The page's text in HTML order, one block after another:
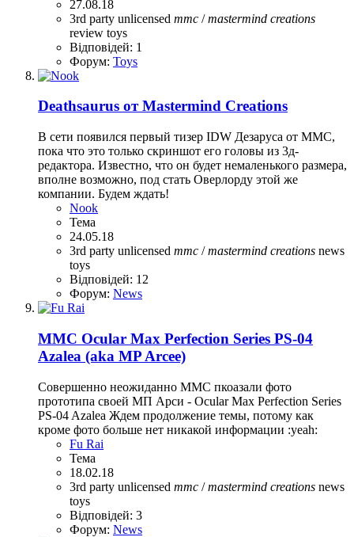
27.08.18
3rd party unlicensed mmc /mastermind creations
review toys
Відповідей: 1
Форум: Toys
Deathsaurus от Mastermind Creations
В сети появился первый тизер IDW Дезаруса от MMC,
пока что это только скриншот его головы из 3д-
редактора. Известно, что он будет немаленького размера,
вполне возможно, под стать Оверлорду этой же
компании. Будем ждать!
Nook
Тема
24.05.18
3rd party unlicensed mmc /mastermind creations news
toys
Відповідей: 12
Форум: News
MMC Ocular Max Perfection Series PS-04
Azalea (aka MP Arcee)
Совершенно неожиданно MMC пкоазали фото
прототипа своей МП Арси - Ocular Max Perfection Series
PS-04 Azalea Ждем продолжение темы, потому как
кроме фото больше нет никакой информации :yeah:
Fu Rai
Тема
18.02.18
3rd party unlicensed mmc /mastermind creations news
toys
Відповідей: 3
Форум: News